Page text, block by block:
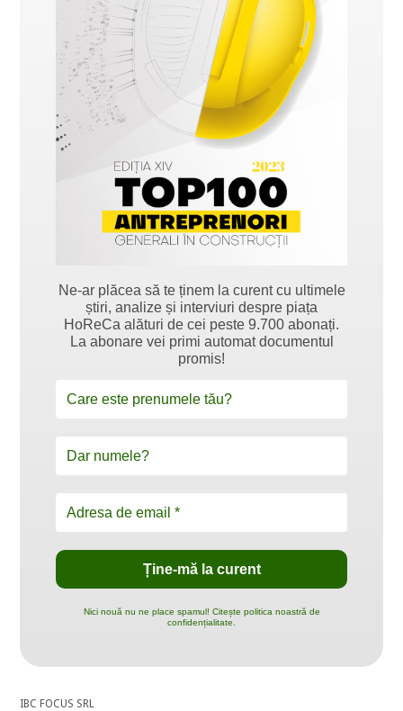
Ne-ar plăcea să te ținem la curent cu ultimele
știri, analize și interviuri despre piața
HoReCa alături de cei peste 9.700 abonați.
La abonare vei primi automat documentul
promis!
Nici nouă nu ne place spamul! Citește politica noastră de
confidențialitate.
IBC FOCUS SRL